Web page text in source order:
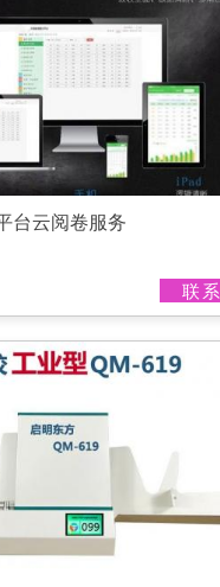
台云阅卷服务
联系